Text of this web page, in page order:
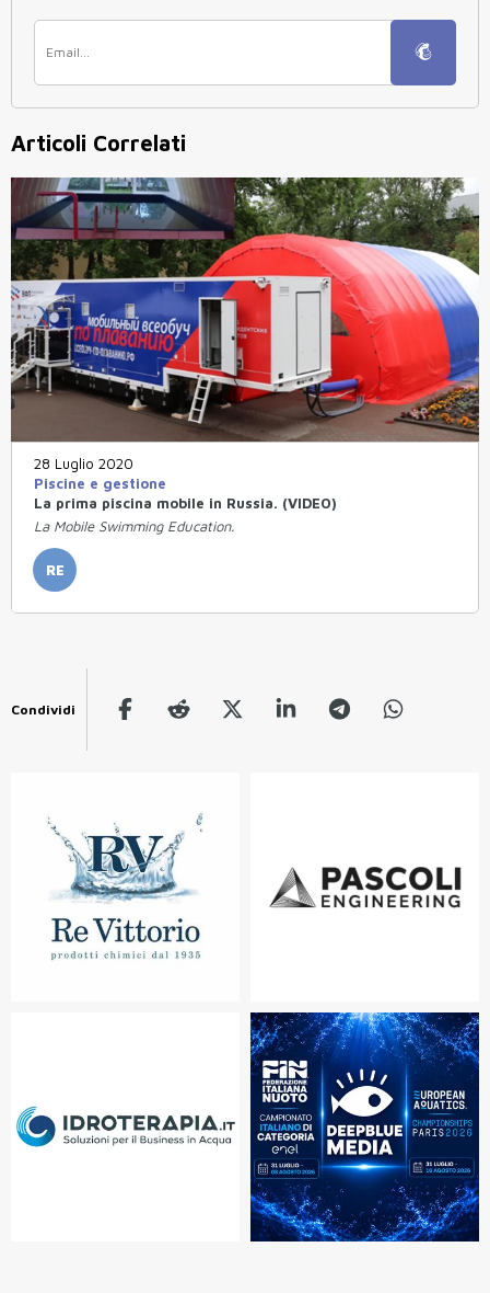
Articoli Correlati
28 Luglio 2020
Piscine e gestione
La prima piscina mobile in Russia. (VIDEO)
La Mobile Swimming Education.
RE
Condividi